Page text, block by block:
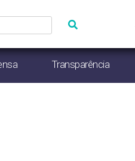
Transparência